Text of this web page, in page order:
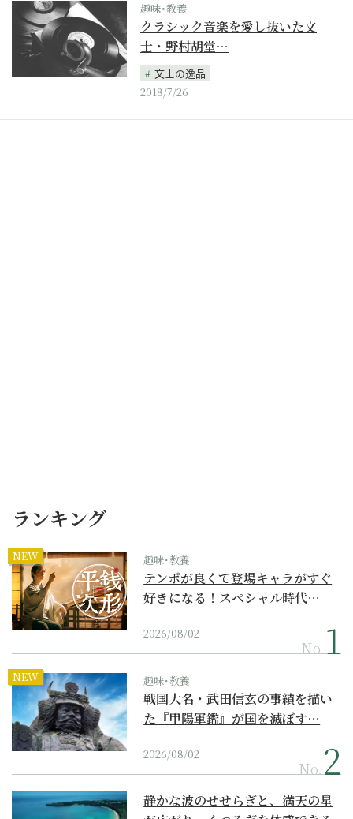
趣味･教養
クラシック音楽を愛し抜いた文
士・野村胡堂…
文士の逸品
2018/7/26
ランキング
NEW 趣味･教養
テンポが良くて登場キャラがすぐ
好きになる！スペシャル時代…
2026/08/02
No.
NEW 趣味･教養
戦国大名・武田信玄の事績を描い
た『甲陽軍鑑』が国を滅ぼす…
2026/08/02
No.
静かな波のせせらぎと、満天の星